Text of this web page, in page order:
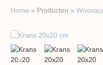
Home » Producten »
previous
slide
next
slide